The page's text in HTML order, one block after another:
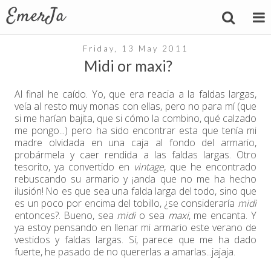
Friday, 13 May 2011
Midi or maxi?
Al final he caído. Yo, que era reacia a la faldas largas,
veía al resto muy monas con ellas, pero no para mí (que
si me harían bajita, que si cómo la combino, qué calzado
me pongo...) pero ha sido encontrar esta que tenía mi
madre olvidada en una caja al fondo del armario,
probármela y caer rendida a las faldas largas. Otro
tesorito, ya convertido en vintage, que he encontrado
rebuscando su armario y ¡anda que no me ha hecho
ilusión! No es que sea una falda larga del todo, sino que
es un poco por encima del tobillo, ¿se consideraría midi
entonces?. Bueno, sea midio sea maxi, me encanta. Y
ya estoy pensando en llenar mi armario este verano de
vestidos y faldas largas. Sí, parece que me ha dado
fuerte, he pasado de no quererlas a amarlas...jajaja.